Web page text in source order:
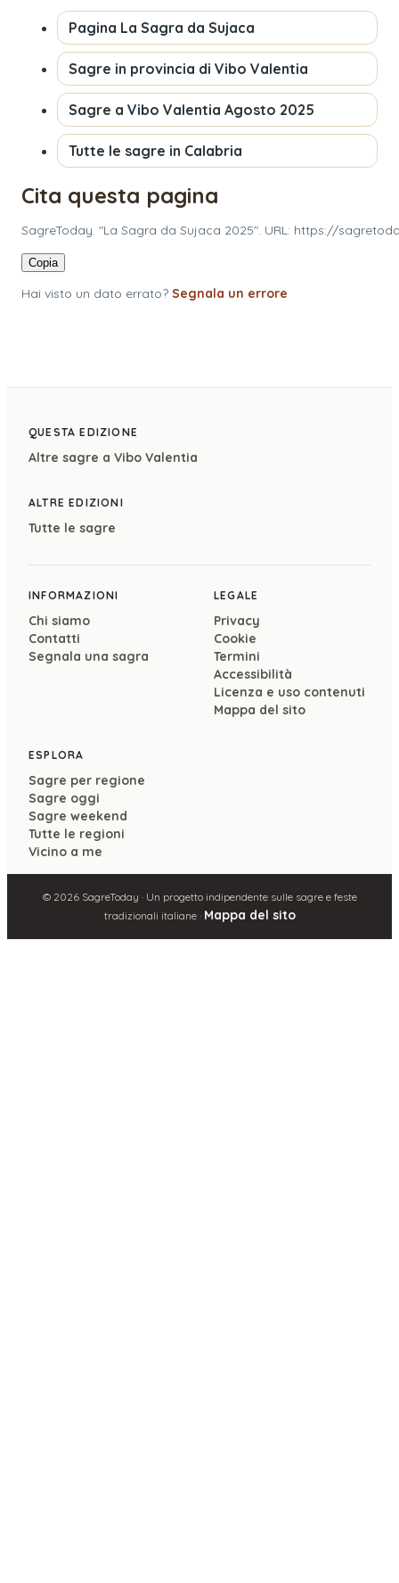
Pagina La Sagra da Sujaca
Sagre in provincia di Vibo Valentia
Sagre a Vibo Valentia Agosto 2025
Tutte le sagre in Calabria
Cita questa pagina
SagreToday. "La Sagra da Sujaca 2025". URL: https://
Copia
Hai visto un dato errato? Segnala un errore
QUESTA EDIZIONE
Altre sagre a Vibo Valentia
ALTRE EDIZIONI
Tutte le sagre
INFORMAZIONI
Chi siamo
Contatti
Segnala una sagra
LEGALE
Privacy
Cookie
Termini
Accessibilità
Licenza e uso contenuti
Mappa del sito
ESPLORA
Sagre per regione
Sagre oggi
Sagre weekend
Tutte le regioni
Vicino a me
© 2026SagreToday · Un progetto indipendente sulle sagre e feste
tradizionali italiane · Mappa del sito